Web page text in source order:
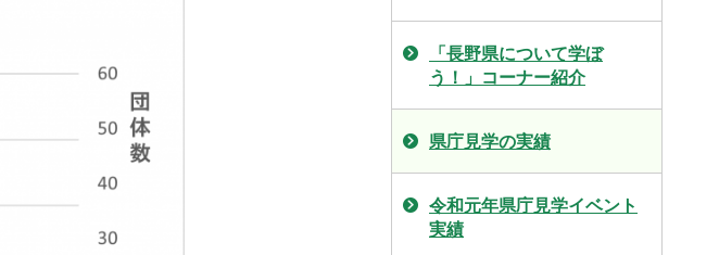
「長野県について学ぼ
う！」コーナー紹介
県庁見学の実績
令和元年県庁見学イベント
実績